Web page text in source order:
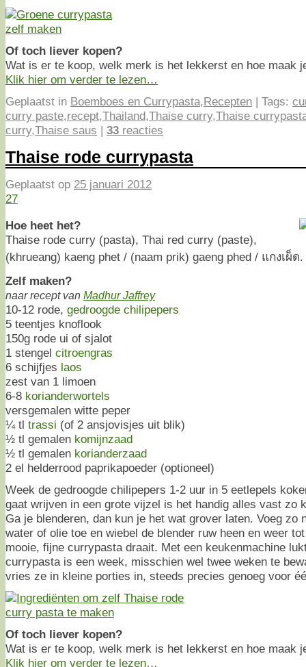
Of toch liever kopen?
Wat is er te koop, welk merk is het lekkerst en hoe maak
Klik hier om verder te lezen…
Geplaatst in Boemboes en Currypasta,Recepten | Tags:
curry paste,recept,Thailand,Thaise curry,Thaise
curry,Thaise saus | 33 reacties
Thaise rode currypasta
Geplaatst op 25 januari 2012
27
Hoe heet het?
Thaise rode curry (pasta), Thai red curry (paste),
(khrueang) kaeng phet / (naam prik) gaeng phed / แกงเผ็ด.
Zelf maken?
naar recept van Madhur Jaffrey
10-12 rode, gedroogde chilipepers
5 teentjes knoflook
150g rode ui of sjalot
1 stengel citroengras
6 schijfjes laos
zest van 1 limoen
6-8 korianderwortels
versgemalen witte peper
¼ tl trassi (of 2 ansjovisjes uit blik)
½ tl gemalen komijnzaad
½ tl gemalen korianderzaad
2 el helderrood paprikapoeder (optioneel)
Week de gedroogde chilipepers 1-2 uur in 5 eetlepels
gaat wrijven in een grote vijzel is het handig alles vast zo
Ga je blenderen, dan kun je het wat grover laten. Voeg zo
water of olie toe en wiebel de blender ruw heen en weer
mooie, fijne currypasta draait. Met een keukenmachine
currypasta is een week, misschien wel twee weken te
vries ze in kleine porties in, steeds precies genoeg voor
Of toch liever kopen?
Wat is er te koop, welk merk is het lekkerst en hoe maak
Klik hier om verder te lezen…